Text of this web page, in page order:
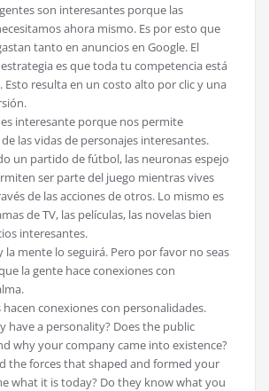
son interesantes porque las
ahora mismo. Es por esto que
tanto en anuncios en Google. El
es que toda tu competencia está
Esto resulta en un costo alto por clic y una
interesante porque nos permite
las vidas de personajes interesantes.
un partido de fútbol, las neuronas espejo
ser parte del juego mientras vives
de las acciones de otros. Lo mismo es
de TV, las películas, las novelas bien
interesantes.
la mente lo seguirá. Pero por favor no seas
la gente hace conexiones con
hacen conexiones con personalidades.
have a personality? Does the public
why your company came into existence?
the forces that shaped and formed your
what it is today? Do they know what you